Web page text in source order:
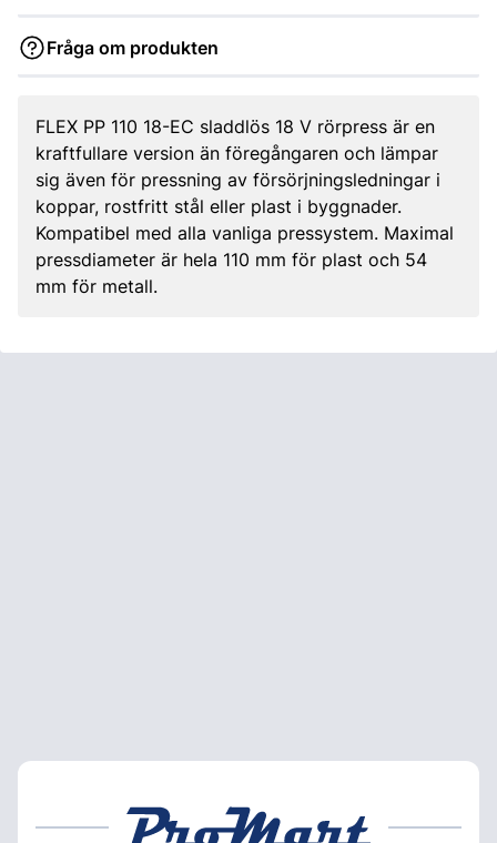
Fråga om produkten
FLEX PP 110 18-EC sladdlös 18 V rörpress är en
kraftfullare version än föregångaren och lämpar
sig även för pressning av försörjningsledningar i
koppar, rostfritt stål eller plast i byggnader.
Kompatibel med alla vanliga pressystem. Maximal
pressdiameter är hela 110 mm för plast och 54
mm för metall.